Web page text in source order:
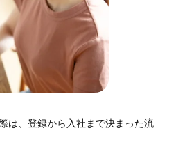
は、登録から入社まで決まった流